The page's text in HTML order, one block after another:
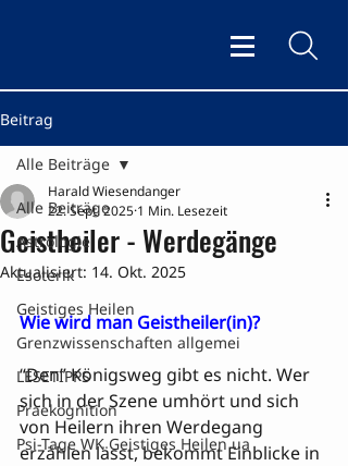
Beitrag
Alle Beiträge
Astrologie
Esoterik
Geistiges Heilen
Grenzwissenschaften allgemei
LESETIPPS
Praekognition
Psi-Tage WK Geistiges Heilen ua
Alle Beiträge
Geistheiler - Werdegänge
Harald Wiesendanger
22. Sept. 2025 1 Min. Lesezeit
Aktualisiert: 14. Okt. 2025
Wie wird man Geistheiler(in)?
“Den” Königsweg gibt es nicht. Wer
sich in der Szene umhört und sich
von Heilern ihren Werdegang
erzählen lässt, bekommt Einblicke in